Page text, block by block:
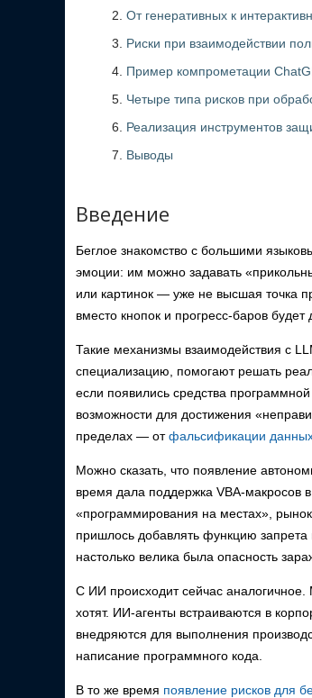
От генеративных к
Риски при взаимодействии
Пример компрометации
Четыре типа рисков при
Реализация инструментов
Выводы
Введение
Беглое знакомство с большими
эмоции: им можно задавать
или картинок — уже не высшая точка
вместо кнопок и прогресс-баров
Такие механизмы взаимодействия с
специализацию, помогают решать
если появились средства
возможности для достижения
пределах — отфальсификации
Можно сказать, что появление
время дала поддержка VBA-макросов
«программирования на местах»,
пришлось добавлять функцию
настолько велика была опасность
С ИИ происходит сейчас аналогичное.
хотят. ИИ-агенты встраиваются в
внедряются для выполнения
написание программного кода.
В то же время появление рисков для